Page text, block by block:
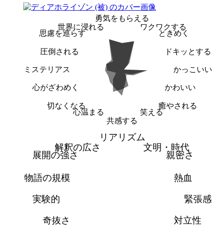
勇気をもらえる
ワクワクする
ときめく
ドキッとする
かっこいい
かわいい
癒やされる
笑える
共感する
心温まる
切なくなる
心がざわめく
ミステリアス
圧倒される
思慮を巡らす
世界に浸れる
リアリズム
文明・時代
親密さ
熱血
緊張感
対立性
奇抜さ
実験的
物語の規模
展開の強さ
解釈の広さ